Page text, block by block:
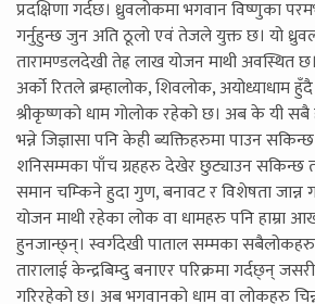
प्रदक्षिणा गर्दछ। ध्रुवलोकमा भगवान विष्णुका
गर्नुहुन्छ जुन अति ठूलो एवं तेजले युक्त छ। यो
तारामण्डलदेखी तेह्र लाख योजन माथी
अर्को रितले ब्रम्हालोक, शिवलोक, अयोध्याधाम
श्रीकृष्णको धाम गोलोक रहेको छ। अब के यी सबै
भन्ने जिज्ञासा पनि केही ब्यक्तिहरुमा पाउन
शनिसम्मका पाँच ग्रहहरु देखेर छुट्याउन सकिन्छ
समान चम्किने हुदा गुण, बनावट र विशेषता जान्न
योजन माथी रहेका लोक वा धामहरु पनि हाम्रा
हुनजान्छ्न्। स्वर्गदेखी पाताल सम्मका
तारालाई केन्द्रबिम्दु बनाएर परिक्रमा गर्दछ्न्
गरिरहेको छ। अब भगवानको धाम वा लोकहरु